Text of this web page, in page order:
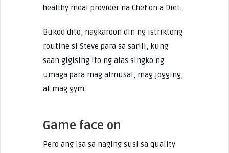
healthy meal provider na Chef on a Diet.
Bukod dito, nagkaroon din ng istriktong
routine si Steve para sa sarili, kung
saan gigising ito ng alas singko ng
umaga para mag almusal, mag jogging,
at mag gym.
Game face on
Pero ang isa sa naging susi sa quality